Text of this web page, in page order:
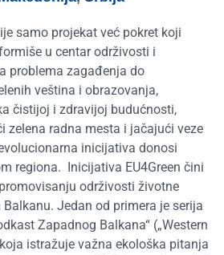
samo projekat već pokret koji
u centar održivosti i
problema zagađenja do
veština i obrazovanja,
čistijoj i zdravijoj budućnosti,
zelena radna mesta i jačajući veze
inicijativa donosi
regiona. Inicijativa EU4Green čini
održivosti životne
Jedan od primera je serija
Zapadnog Balkana“ („Western
istražuje važna ekološka pitanja